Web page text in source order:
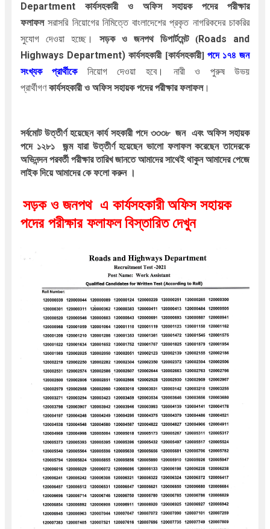
Department
কার্যসহকারী ও অফিস সহায়ক পদের পরীক্ষার
ফলাফলসরাসরিনিয়োগের নিমিত্তে বাংলাদেশের প্রকৃত নাগরিকদের চাকরির
সুযোগ দেওয়া হচ্ছে। সড়ক ও জনপথ ডিপার্টমেন্ট(Roads and
Highways Department) কার্যসহকারী[কার্যসহকারী] পদে ১৭৪ জন
সংখ্যক প্রার্থীকে নিয়োগ দেওয়া হবে। নারী ও পুরুষ উভয়
প্রার্থীগণকার্যসহকারীও অফিস সহায়ক পদের পরীক্ষার ফলাফল।
সর্বমোট উত্তীর্ণ হয়েছেন কার্য সহকারী পদে ৩৩৩৮  জন  এবং অফিস সহায়ক
পদে ১২৮১  জন্ম যারা উত্তীর্ণ হয়েছেন ভালো ফলাফল করেছেন তাদেরকে
অভিনন্দন পরবর্তী পরীক্ষার তারিখ জানতে আমাদের সাথেই থাকুন আমাদের পেজে
লাইক দিয়ে আমাদের কে ফলো করুন ।
সড়ক ও জনপথ  এ কার্যসহকারী অফিস সহায়ক
পদের পরীক্ষার ফলাফলবিস্তারিত দেখুন